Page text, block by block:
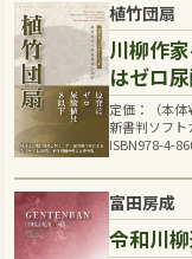
植竹団扇
川柳作
はゼロ
定価：（本体
新書判ソフト
ISBN978-4-
富田房成
令和川